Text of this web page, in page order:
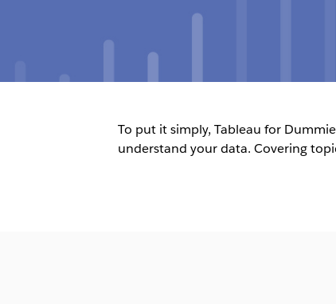
To put it simply, Tableau for
understand your data. Covering